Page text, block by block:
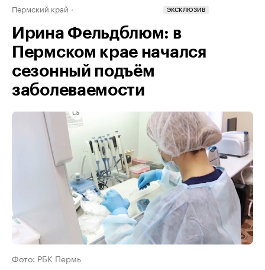
Пермский край ЭКСКЛЮЗИВ
Ирина Фельдблюм: в
Пермском крае начался
сезонный подъём
заболеваемости
Фото: РБК Пермь